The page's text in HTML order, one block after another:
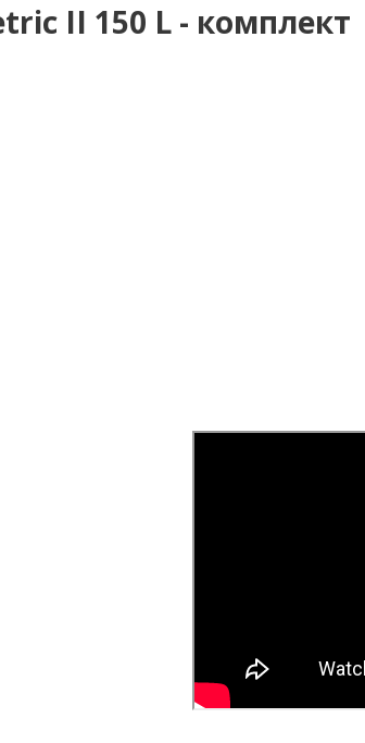
II 150 L - комплект